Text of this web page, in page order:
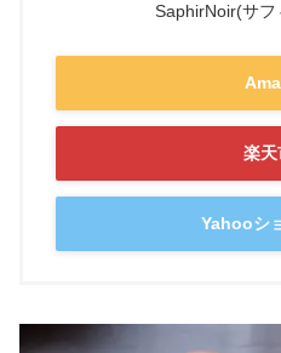
SaphirNoir(サフ
楽天
Yahooシ